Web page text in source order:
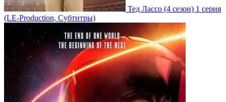
Тед Лассо (4 сезон) 1 серия
(LE-Production, Субтитры)